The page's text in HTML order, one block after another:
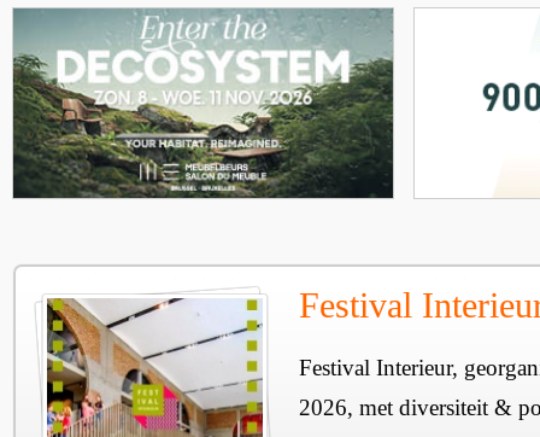
Festival
Festival Interieur,
2026, met diversiteit &